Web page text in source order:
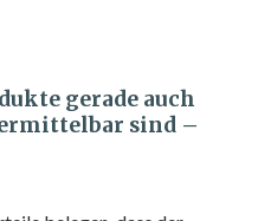
gerade auch
sind –